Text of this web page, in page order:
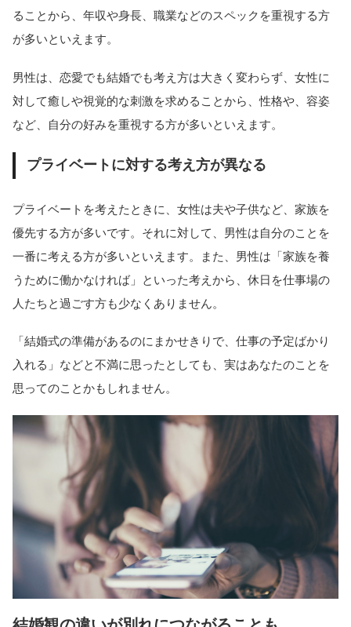
ることから、年収や身長、職業などのスペックを重視する方
が多いといえます。
男性は、恋愛でも結婚でも考え方は大きく変わらず、女性に
対して癒しや視覚的な刺激を求めることから、性格や、容姿
など、自分の好みを重視する方が多いといえます。
プライベートに対する考え方が異なる
プライベートを考えたときに、女性は夫や子供など、家族を
優先する方が多いです。それに対して、男性は自分のことを
一番に考える方が多いといえます。また、男性は「家族を養
うために働かなければ」といった考えから、休日を仕事場の
人たちと過ごす方も少なくありません。
「結婚式の準備があるのにまかせきりで、仕事の予定ばかり
入れる」などと不満に思ったとしても、実はあなたのことを
思ってのことかもしれません。